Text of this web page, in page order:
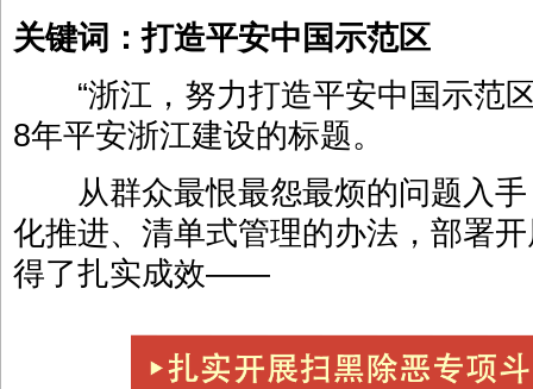
关键词：打造平安中国示范区
“浙江，努力打造平安中国示范区
8年平安浙江建设的标题。
从群众最恨最怨最烦的问题入手
化推进、清单式管理的办法，部署
得了扎实成效——